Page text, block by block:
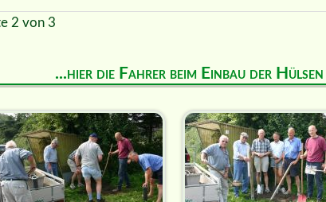
2 von 3
...hier die Fahrer beim Einbau der